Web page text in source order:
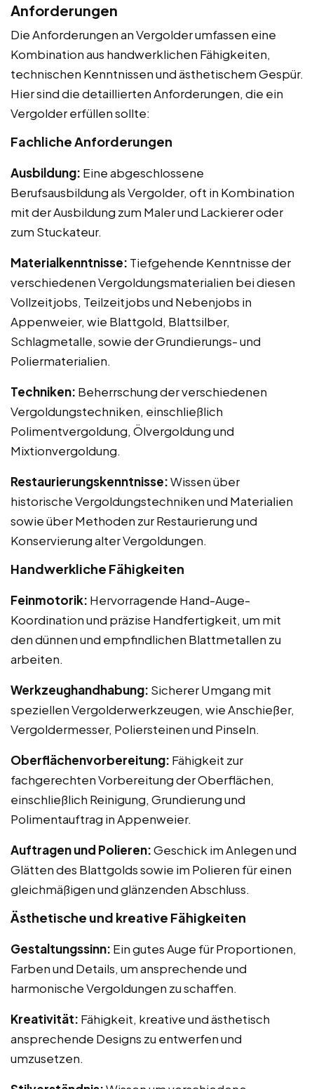
Anforderungen
Die Anforderungen an Vergolder umfassen eine
Kombination aus handwerklichen Fähigkeiten,
technischen Kenntnissen und ästhetischem Gespür.
Hier sind die detaillierten Anforderungen, die ein
Vergolder erfüllen sollte:
Fachliche Anforderungen
Ausbildung: Eine abgeschlossene
Berufsausbildung als Vergolder, oft in Kombination
mit der Ausbildung zum Maler und Lackierer oder
zum Stuckateur.
Materialkenntnisse: Tiefgehende Kenntnisse der
verschiedenen Vergoldungsmaterialien bei diesen
Vollzeitjobs, Teilzeitjobs und Nebenjobs in
Appenweier, wie Blattgold, Blattsilber,
Schlagmetalle, sowie der Grundierungs- und
Poliermaterialien.
Techniken: Beherrschung der verschiedenen
Vergoldungstechniken, einschließlich
Polimentvergoldung, Ölvergoldung und
Mixtionvergoldung.
Restaurierungskenntnisse:Wissen über
historische Vergoldungstechniken und Materialien
sowie über Methoden zur Restaurierung und
Konservierung alter Vergoldungen.
Handwerkliche Fähigkeiten
Feinmotorik: Hervorragende Hand-Auge-
Koordination und präzise Handfertigkeit, um mit
den dünnen und empfindlichen Blattmetallen zu
arbeiten.
Werkzeughandhabung: Sicherer Umgang mit
speziellen Vergolderwerkzeugen, wie Anschießer,
Vergoldermesser, Poliersteinen und Pinseln.
Oberflächenvorbereitung: Fähigkeit zur
fachgerechten Vorbereitung der Oberflächen,
einschließlich Reinigung, Grundierung und
Polimentauftrag in Appenweier.
Auftragen und Polieren:Geschick im Anlegen und
Glätten des Blattgolds sowie im Polieren für einen
gleichmäßigen und glänzenden Abschluss.
Ästhetische und kreative Fähigkeiten
Gestaltungssinn: Ein gutes Auge für Proportionen,
Farben und Details, um ansprechende und
harmonische Vergoldungen zu schaffen.
Kreativität: Fähigkeit, kreative und ästhetisch
ansprechende Designs zu entwerfen und
umzusetzen.